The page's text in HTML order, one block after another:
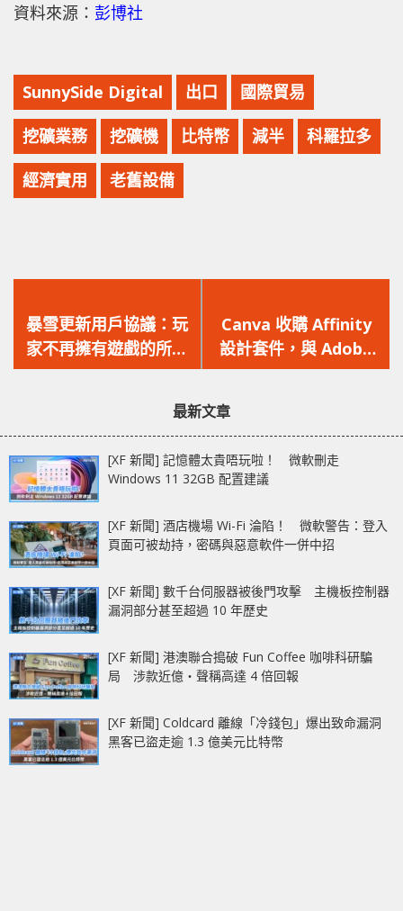
資料來源： 彭博社
SunnySide Digital 出口 國際貿易
挖礦業務 挖礦機 比特幣 減半 科羅拉多
經濟實用 老舊設備
一
篇
文
暴雪更新用戶協議：玩
家不再擁有遊戲的所有
權！
一
篇
文
Canva 收購 Affinity
設計套件，與 Adob​​e
抗衡到底！
最新文章
[XF 新聞] 記憶體太貴唔玩啦！ 微軟刪走
Windows 11 32GB 配置建議
[XF 新聞] 酒店機場 Wi-Fi 淪陷！ 微軟警告：登入
頁面可被劫持，密碼與惡意軟件一併中招
[XF 新聞] 數千台伺服器被後門攻擊 主機板控制器
漏洞部分甚至超過 10 年歷史
[XF 新聞] 港澳聯合搗破 Fun Coffee 咖啡科研騙
局 涉款近億‧聲稱高達 4 倍回報
[XF 新聞] Coldcard 離線「冷錢包」爆出致命漏洞
黑客已盜走逾 1.3 億美元比特幣